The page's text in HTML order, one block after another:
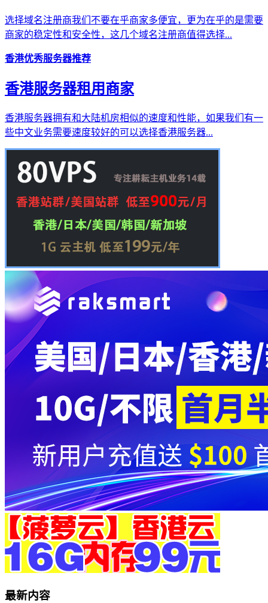
选择域名注册商我们不要在乎商家多便宜，更为在乎的是需要
商家的稳定性和安全性，这几个域名注册商值得选择...
香港优秀服务器推荐
香港服务器租用商家
香港服务器拥有和大陆机房相似的速度和性能，如果我们有一
些中文业务需要速度较好的可以选择香港服务器...
最新内容